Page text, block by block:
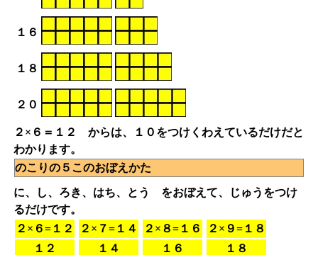
１６
１８
２０
２×６＝１２ からは、１０をつけくわえているだけだと
わかります。
のこりの５このおぼえかた
に、し、ろき、はち、とう をおぼえて、じゅうをつけ
るだけです。
２×６=１２
２×７=１４ ２×８=１６
２×９=１８
１２
１４ １６ １８